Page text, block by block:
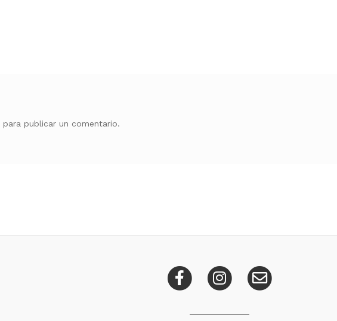
para publicar un comentario.